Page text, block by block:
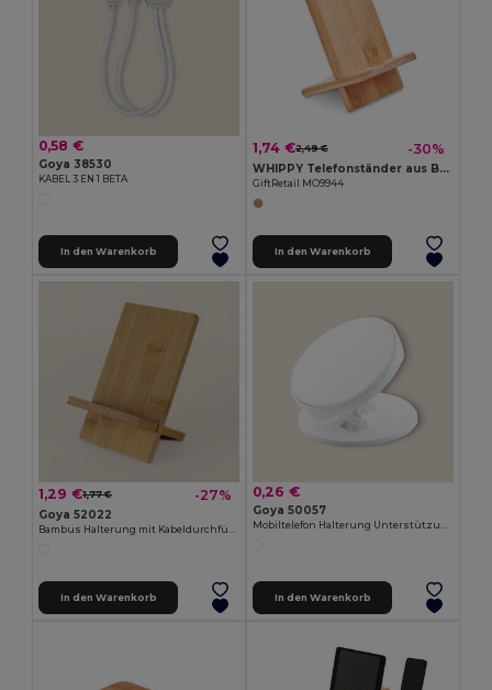
0,58 €
Goya 38530
KABEL 3 EN 1 BETA
In den Warenkorb
1,74 €2,49 € -30%
WHIPPY Telefonständer aus Bambus
GiftRetail MO9944
In den Warenkorb
1,29 €1,77 € -27%
Goya 52022
Bambus Halterung mit Kabeldurchführung, leicht montierbar STACK
In den Warenkorb
0,26 €
Goya 50057
Mobiltelefon Halterung Unterstützung LAM
In den Warenkorb